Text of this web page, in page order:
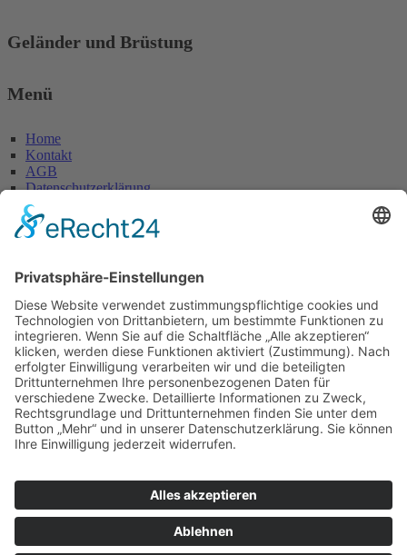
Geländer und Brüstung
Menü
Home
Kontakt
AGB
Datenschutzerklärung
Impressum
Max-Holder-Straße 13
60437 Frankfurt/M.
Tel.: 069 / 50 28 58
Fax: 069 / 50 21 90
E-Mail: info@glaserei-becker.de
Bürozeiten
Montag bis Donnerstag:
14:00 – 16:00 Uhr
Freitag: 07:00 – 13:00 Uhr